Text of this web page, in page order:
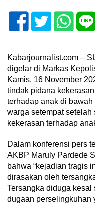
Kabarjournalist.com –
digelar di Markas
Kamis, 16 November
tindak pidana
terhadap anak di
warga setempat setelah
kekerasan terhadap
Dalam konferensi pers
AKBP Maruly Pardede
bahwa “kejadian tragis
dirasakan oleh
Tersangka diduga kesal
dugaan perselingkuhan